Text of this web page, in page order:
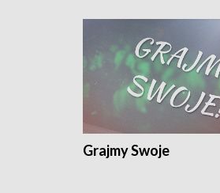
Grajmy Swoje